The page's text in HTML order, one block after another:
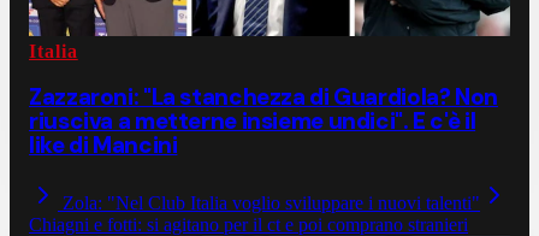
Italia
Zazzaroni: "La stanchezza di Guardiola? Non
riusciva a metterne insieme undici". E c'è il
like di Mancini
Zola: "Nel Club Italia voglio sviluppare i nuovi talenti"
Chiagni e fotti: si agitano per il ct e poi comprano stranieri